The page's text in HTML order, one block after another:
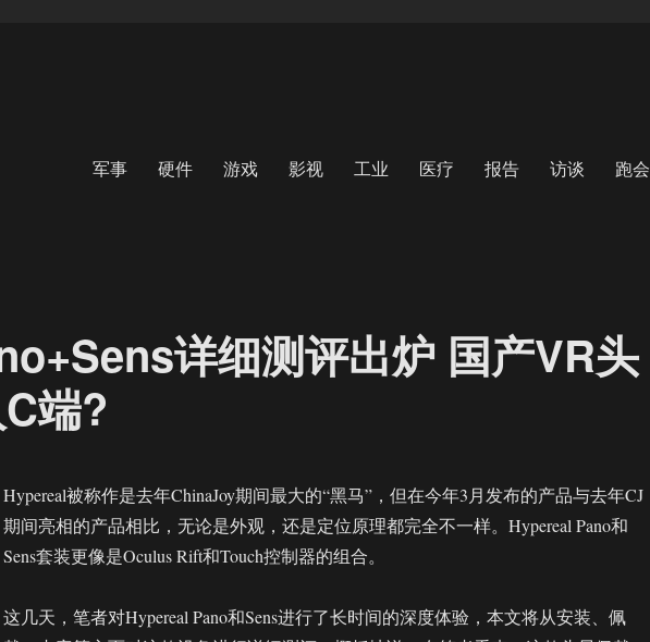
军事 硬件 游戏 影视 工业 医疗 报告 访谈 跑会
详细测评出炉 国产VR头
端?
Hypereal被称作是去年ChinaJoy期间最大的“黑马”，但在今年3月发布的产品与去年CJ
期间亮相的产品相比，无论是外观，还是定位原理都完全不一样。Hypereal Pano和
Sens套装更像是Oculus Rift和Touch控制器的组合。
这几天，笔者对Hypereal Pano和Sens进行了长时间的深度体验，本文将从安装、佩